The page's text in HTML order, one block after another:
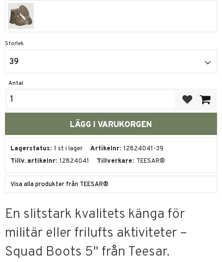
Storlek
39
Antal
Lagerstatus 1 st i lager Artikelnr 12824041-39
Tillv. artikelnr 12824041 Tillverkare TEESAR®
Visa alla produkter från TEESAR®
En slitstark kvalitets känga för
militär eller frilufts aktiviteter –
Squad Boots 5" från Teesar.